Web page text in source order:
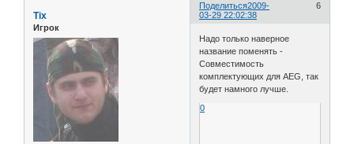
Поделиться 6
2009-
03-29 22:02:38
Tix
Игрок
Надо только наверное
название поменять -
Совместимость
комплектующих для AEG, так
будет намного лучше.
0